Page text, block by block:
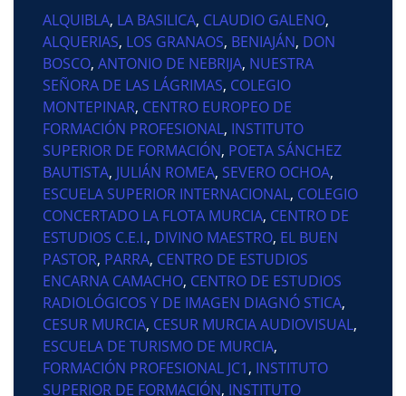
ALQUIBLA, LA BASILICA, CLAUDIO GALENO,
ALQUERIAS, LOS GRANAOS, BENIAJÁN, DON
BOSCO, ANTONIO DE NEBRIJA, NUESTRA
SEÑORA DE LAS LÁGRIMAS, COLEGIO
MONTEPINAR, CENTRO EUROPEO DE
FORMACIÓN PROFESIONAL, INSTITUTO
SUPERIOR DE FORMACIÓN, POETA SÁNCHEZ
BAUTISTA, JULIÁN ROMEA, SEVERO OCHOA,
ESCUELA SUPERIOR INTERNACIONAL, COLEGIO
CONCERTADO LA FLOTA MURCIA, CENTRO DE
ESTUDIOS C.E.I., DIVINO MAESTRO, EL BUEN
PASTOR, PARRA, CENTRO DE ESTUDIOS
ENCARNA CAMACHO, CENTRO DE ESTUDIOS
RADIOLÓGICOS Y DE IMAGEN DIAGNÓ STICA,
CESUR MURCIA, CESUR MURCIA AUDIOVISUAL,
ESCUELA DE TURISMO DE MURCIA,
FORMACIÓN PROFESIONAL JC1, INSTITUTO
SUPERIOR DE FORMACIÓN, INSTITUTO